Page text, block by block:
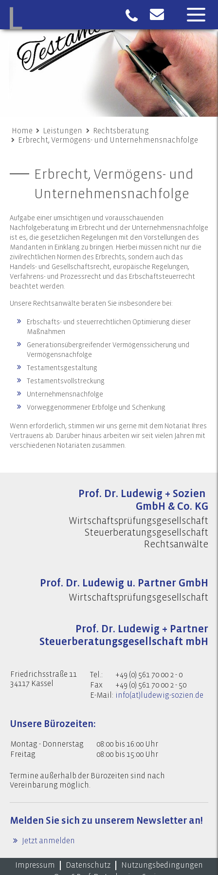
Home Leistungen
Rechtsberatung
Erbrecht, Vermögens- und Unternehmensnachfolge
Erbrecht, Vermögens- und
Unternehmensnachfolge
Aufgabe einer umsichtigen und vorausschauenden
Nachfolgeberatung im Erbrecht und der Unternehmensnachfolge
ist es, die gesetzlichen Regelungen mit den Vorstellungen des
Mandanten in Einklang zu bringen. Hierbei müssen nicht nur die
zivilrechtlichen Normen des Erbrechts, sondern auch das
Handels- und Gesellschaftsrecht, europäische Regelungen,
Verfahrens- und Prozessrecht und das Erbschaftsteuerrecht
beachtet werden.
Unsere Rechtsanwälte beraten Sie insbesondere bei:
Erbschafts- und steuerrechtlichen Optimierung dieser
Maßnahmen
Generationsübergreifender Vermögenssicherung und
Vermögensnachfolge
Testamentsgestaltung
Testamentsvollstreckung
Unternehmensnachfolge
Vorweggenommener Erbfolge und Schenkung
Wenn erforderlich, stimmen wir uns gerne mit dem Notariat Ihres
Vertrauens ab. Darüber hinaus arbeiten wir seit vielen Jahren mit
verschiedenen Notariaten zusammen.
Prof. Dr. Ludewig + Sozien
GmbH & Co. KG
Wirtschaftsprüfungsgesellschaft
Steuerberatungsgesellschaft
Rechtsanwälte
Prof. Dr. Ludewig u. Partner GmbH
Wirtschaftsprüfungsgesellschaft
Prof. Dr. Ludewig + Partner
Steuerberatungsgesellschaft mbH
Friedrichsstraße 11
34117 Kassel
Tel.:
+49 (0) 561 70 00 2 - 0
Fax
+49 (0) 561 70 00 2 - 50
E-Mail: info(at)ludewig-sozien.de
Unsere Bürozeiten:
Montag - Donnerstag
08:00 bis 16:00 Uhr
Freitag
08:00 bis 15:00 Uhr
Termine außerhalb der Bürozeiten sind nach
Vereinbarung möglich.
Melden Sie sich zu unserem Newsletter an!
Jetzt anmelden
Impressum Datenschutz Nutzungsbedingungen